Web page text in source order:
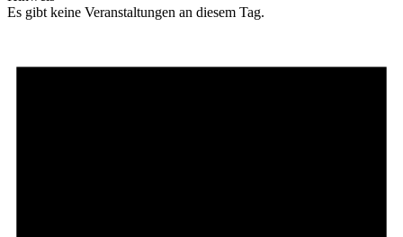
Es gibt keine Veranstaltungen an diesem Tag.